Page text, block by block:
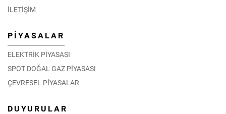
İLETİŞİM
PİYASALAR
ELEKTRİK PİYASASI
SPOT DOĞAL GAZ PİYASASI
ÇEVRESEL PİYASALAR
DUYURULAR